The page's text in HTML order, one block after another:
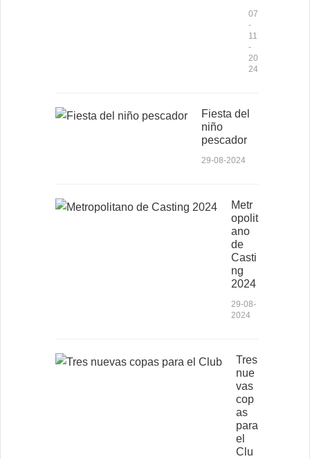
07
-
11
-
20
24
Fiesta del
niño
pescador
29-08-2024
Metr
opolit
ano
de
Casti
ng
2024
29-08-
2024
Tres
nue
vas
cop
as
para
el
Clu